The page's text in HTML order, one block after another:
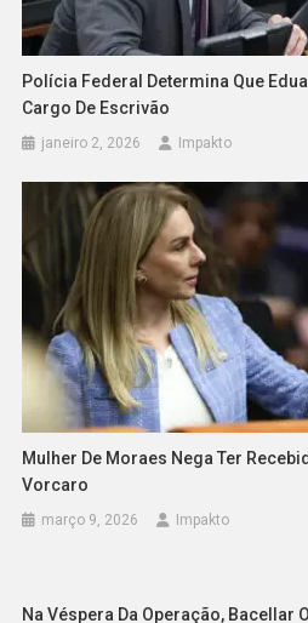
Polícia Federal Determina Que
Cargo De Escrivão
janeiro 2, 2026 Impakto
Mulher De Moraes Nega Ter
Vorcaro
março 9, 2026 Impakto
Na Véspera Da Operação, Bacellar